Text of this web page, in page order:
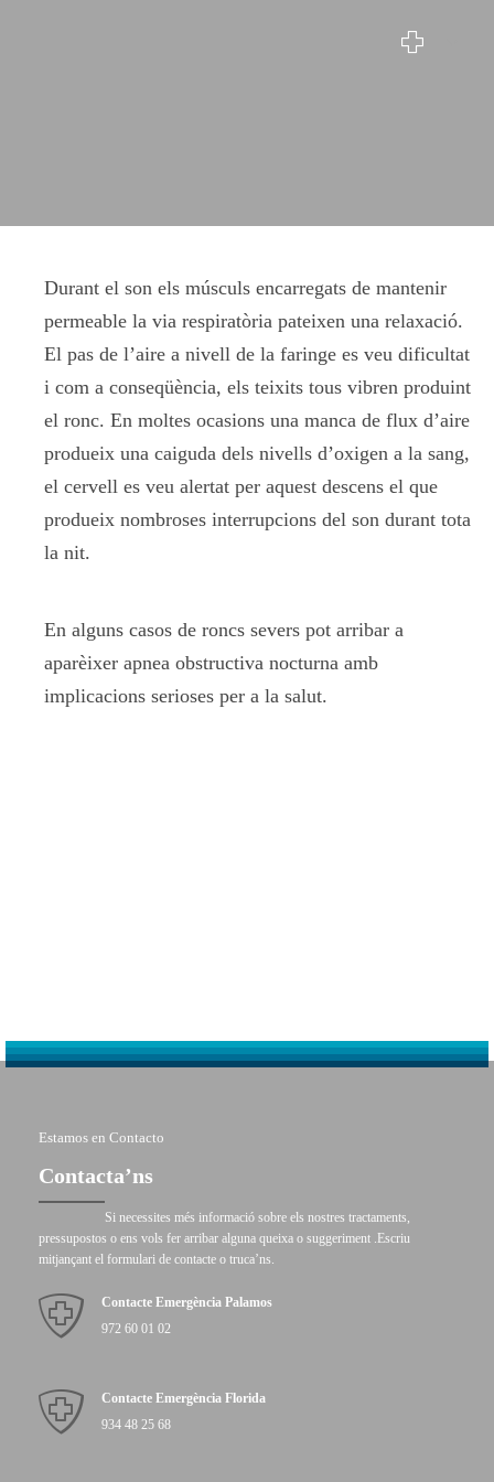
Durant el son els músculs encarregats de mantenir
permeable la via respiratòria pateixen una relaxació.
El pas de l’aire a nivell de la faringe es veu dificultat
i com a conseqüència, els teixits tous vibren produint
el ronc. En moltes ocasions una manca de flux d’aire
produeix una caiguda dels nivells d’oxigen a la sang,
el cervell es veu alertat per aquest descens el que
produeix nombroses interrupcions del son durant tota
la nit.
En alguns casos de roncs severs pot arribar a
aparèixer apnea obstructiva nocturna amb
implicacions serioses per a la salut.
Estamos en Contacto
Contacta’ns
Si necessites més informació sobre els nostres tractaments,
pressupostos o ens vols fer arribar alguna queixa o suggeriment .Escriu
mitjançant el formulari de contacte o truca’ns.
Contacte Emergència Palamos
972 60 01 02
Contacte Emergència Florida
934 48 25 68